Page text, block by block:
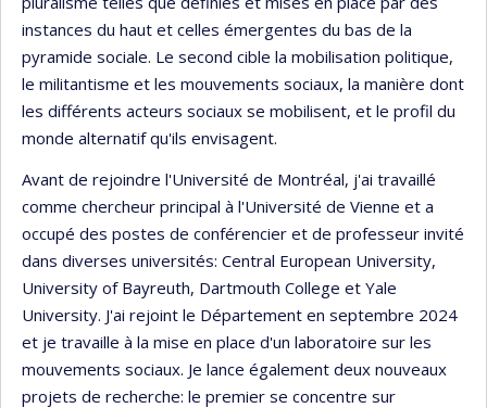
instances du haut et celles émergentes du bas de la
pyramide sociale. Le second cible la mobilisation politique,
le militantisme et les mouvements sociaux, la manière dont
les différents acteurs sociaux se mobilisent, et le profil du
monde alternatif qu'ils envisagent.
Avant de rejoindre l'Université de Montréal, j'ai travaillé
comme chercheur principal à l'Université de Vienne et a
occupé des postes de conférencier et de professeur invité
dans diverses universités: Central European University,
University of Bayreuth, Dartmouth College et Yale
University. J'ai rejoint le Département en septembre 2024
et je travaille à la mise en place d'un laboratoire sur les
mouvements sociaux. Je lance également deux nouveaux
projets de recherche: le premier se concentre sur